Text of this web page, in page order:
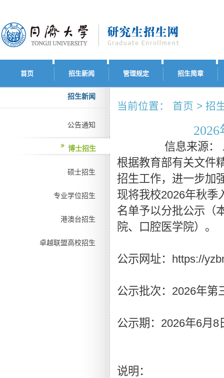
首页 招生新闻 管理规定 招生简章
招生新闻
公告通知
博士招生
硕士招生
专业学位招生
港澳台招生
卓越联盟高校招生
当前位置： 首页 > 招
信息来源：
根据教育部有关文件
招生工作，进一步加
现将我校2026年秋季
名单予以分批公示（
院、口腔医学院）。
公示网址：https://
公示批次：2026年第
公示期：2026年6月
说明：